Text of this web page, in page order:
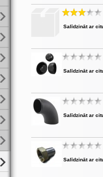
Salīdzināt ar
Salīdzināt ar
Salīdzināt ar
Salīdzināt ar